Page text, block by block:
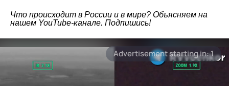
Что происходит в России и в мире? Объясняем на
нашем YouTube-канале. Подпишись!